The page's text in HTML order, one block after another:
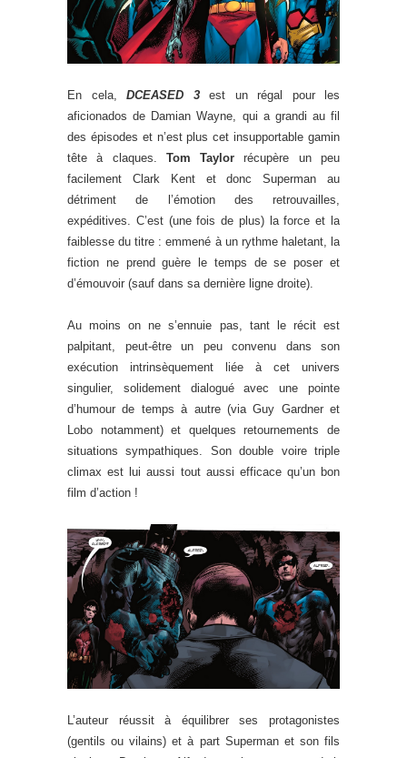
En cela, DCEASED 3est un régal pour les
aficionados de Damian Wayne, qui a grandi au fil
des épisodes et n’est plus cet insupportable gamin
tête à claques. Tom Taylor récupère un peu
facilement Clark Kent et donc Superman au
détriment de l’émotion des retrouvailles,
expéditives. C’est (une fois de plus) la force et la
faiblesse du titre : emmené à un rythme haletant, la
fiction ne prend guère le temps de se poser et
d’émouvoir (sauf dans sa dernière ligne droite).
Au moins on ne s’ennuie pas, tant le récit est
palpitant, peut-être un peu convenu dans son
exécution intrinsèquement liée à cet univers
singulier, solidement dialogué avec une pointe
d’humour de temps à autre (via Guy Gardner et
Lobo notamment) et quelques retournements de
situations sympathiques. Son double voire triple
climax est lui aussi tout aussi efficace qu’un bon
film d’action !
L’auteur réussit à équilibrer ses protagonistes
(gentils ou vilains) et à part Superman et son fils